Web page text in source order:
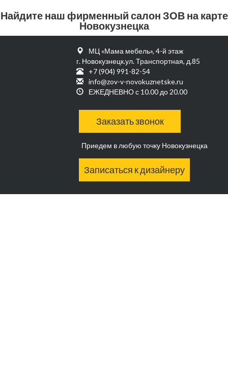
Найдите наш фирменный салон ЗОВ на карте
Новокузнецка
МЦ «Мама мебель», 4-й этаж
г. Новокузнецк.ул. Транспортная, д.85
+7 (904) 991-82-54
info@zov-v-novokuznetske.ru
ЕЖЕДНЕВНО с 10.00 до 20.00
Заказать звонок
Приедем в любую точку Новокузнецка
Записаться к дизайнеру